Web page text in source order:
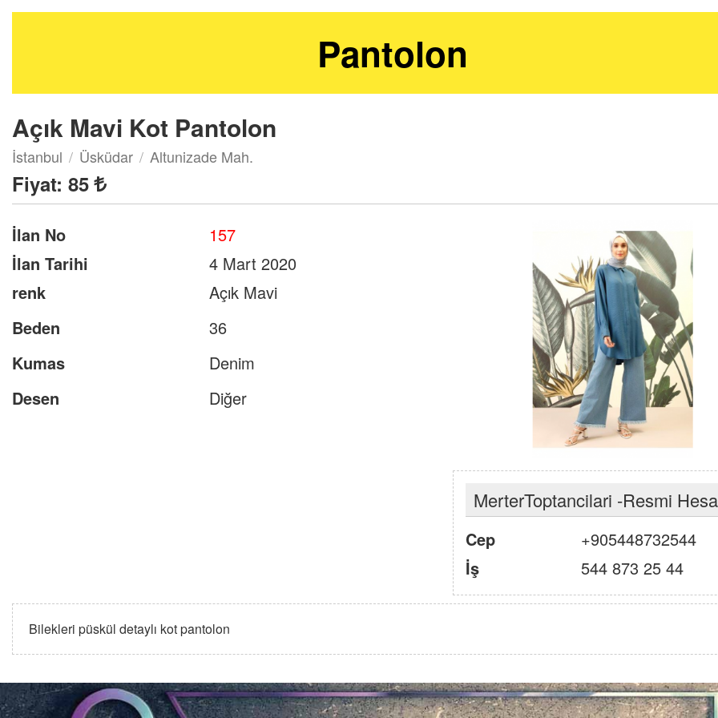
Pantolon
Açık Mavi Kot Pantolon
İstanbul Üsküdar Altunizade Mah.
Fiyat: 85
İlan No
157
İlan Tarihi
4 Mart 2020
renk
Açık Mavi
Beden
36
Kumas
Denim
Desen
Diğer
MerterToptancilari -Resmi
Cep
+905448732544
İş
544 873 25 44
Bilekleri püskül detaylı kot pantolon